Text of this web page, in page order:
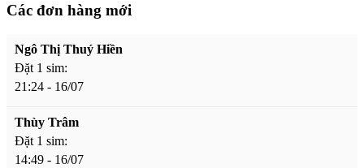
Các đơn hàng mới
Ngô Thị Thuý Hiền
Đặt 1 sim:
21:24 - 16/07
Thùy Trâm
Đặt 1 sim:
14:49 - 16/07